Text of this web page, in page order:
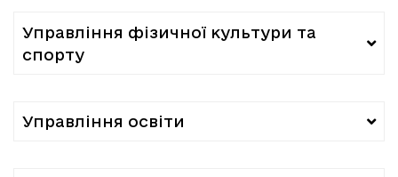
Управління фізичної культури та
спорту
Управління освіти